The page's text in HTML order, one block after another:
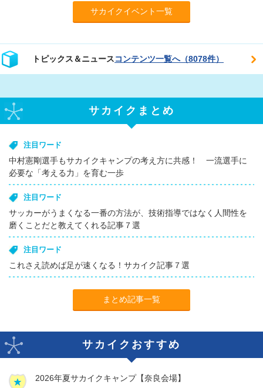
サカイクイベント一覧
トピックス＆ニュースコンテンツ一覧へ（8078件）
サカイクまとめ
注目ワード
中村憲剛選手もサカイクキャンプの考え方に共感！ 一流選手に
必要な「考える力」を育む一歩
注目ワード
サッカーがうまくなる一番の方法が、技術指導ではなく人間性を
磨くことだと教えてくれる記事７選
注目ワード
これさえ読めば足が速くなる！サカイク記事７選
まとめ記事一覧
サカイクおすすめ
2026年夏サカイクキャンプ【奈良会場】